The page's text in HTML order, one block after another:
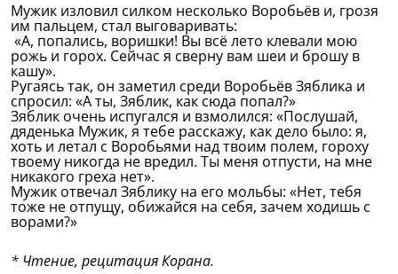
Мужик изловил силком несколько Воробьёв и, грозя
им пальцем, стал выговаривать:
«А, попались, воришки! Вы всё лето клевали мою
рожь и горох. Сейчас я сверну вам шеи и брошу в
кашу».
Ругаясь так, он заметил среди Воробьёв Зяблика и
спросил: «А ты, Зяблик, как сюда попал?»
Зяблик очень испугался и взмолился: «Послушай,
дяденька Мужик, я тебе расскажу, как дело было: я,
хоть и летал с Воробьями над твоим полем, гороху
твоему никогда не вредил. Ты меня отпусти, на мне
никакого греха нет».
Мужик отвечал Зяблику на его мольбы: «Нет, тебя
тоже не отпущу, обижайся на себя, зачем ходишь с
ворами?»
* Чтение, рецитация Корана.